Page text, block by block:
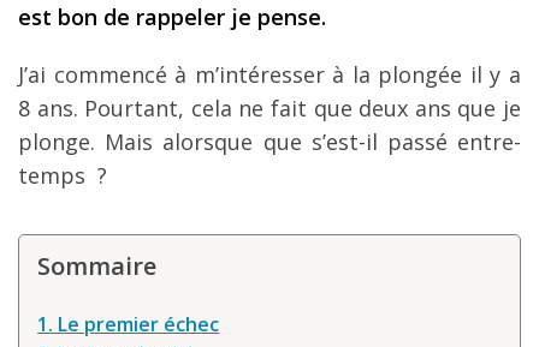
Préparer son voyage
Destinations
LA LETTRE
Outils pour voyageur
Assurance voyage !
est bon de rappeler je pense.
J’ai commencé à m’intéresser à la plongée il y a
8 ans. Pourtant, cela ne fait que deux ans que je
plonge. Mais alorsque que s’est-il passé entre-
temps ?
Sommaire
1. Le premier échec